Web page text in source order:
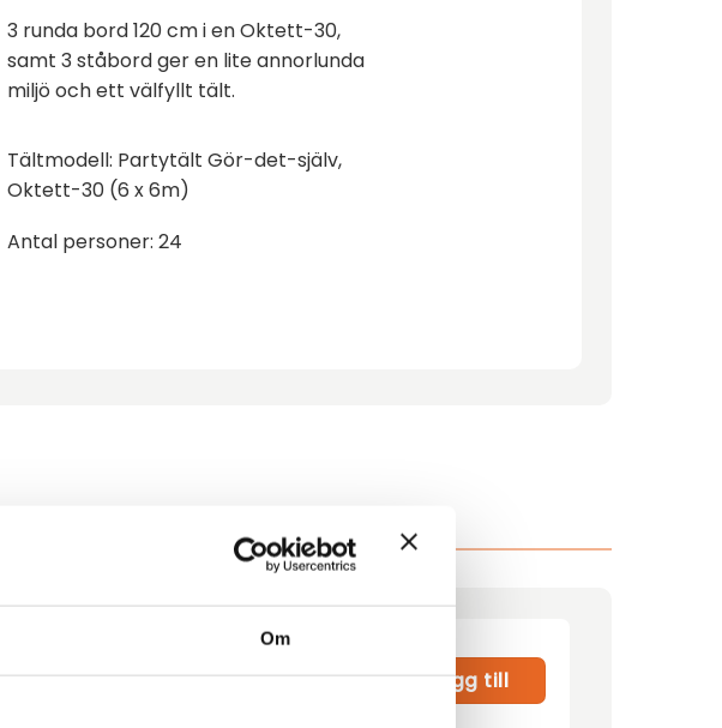
Om
3 runda bord 120 cm i en Oktett-30,
samt 3 ståbord ger en lite annorlunda
miljö och ett välfyllt tält.
Tältmodell: Partytält Gör-det-själv,
Oktett-30 (6 x 6m)
Antal personer: 24
Montagepris: 6,00kr Lägg till